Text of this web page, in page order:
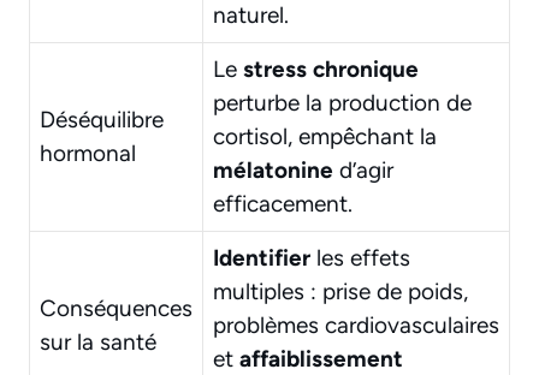
naturel.
Déséquilibre
hormonal
Le stress chronique
perturbe la production de
cortisol, empêchant la
mélatonine d’agir
efficacement.
Conséquences
sur la santé
Identifier les effets
multiples : prise de poids,
problèmes cardiovasculaires
et affaiblissement